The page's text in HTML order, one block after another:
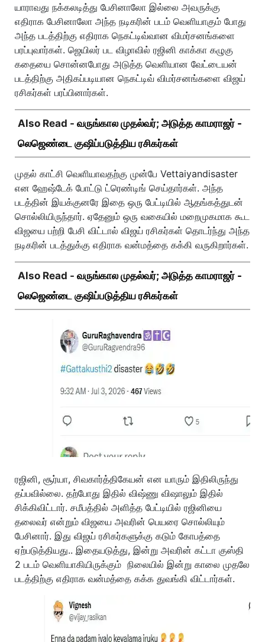
யாராவது நக்கலடித்து பேசினாலோ இல்லை அவருக்கு
எதிராக பேசினாலோ அந்த நடிகரின் படம் வெளியாகும் போது
அந்த படத்திற்கு எதிராக நெகட்டிவ்வான விமர்சனங்களை
பரப்புவார்கள். ஜெயிலர் பட விழாவில் ரஜினி காக்கா கழுகு
கதையை சொன்னபோது அடுத்த வெளியான வேட்டையன்
படத்திற்கு அதிகப்படியான நெகட்டிவ் விமர்சனங்களை விஜய்
ரசிகர்கள் பரப்பினார்கள்.
Also Read - வருங்கால முதல்வர்; அடுத்த காமராஜர் -
லெஜெண்டை குஷிப்படுத்திய ரசிகர்கள்
முதல் காட்சி வெளியாவதற்கு முன்பே Vettaiyandisaster
என ஹேஷ்டேக் போட்டு ட்ரெண்டிங் செய்தார்கள். அந்த
படத்தின் இயக்குனரே இதை ஒரு பேட்டியில் ஆதங்கத்துடன்
சொல்லியிருந்தார். ஏதேனும் ஒரு வகையில் மறைமுகமாக கூட
விஜயை பற்றி பேசி விட்டால் விஜய் ரசிகர்கள் தொடர்ந்து அந்த
நடிகரின் படத்துக்கு எதிராக வன்மத்தை கக்கி வருகிறார்கள்.
Also Read - வருங்கால முதல்வர்; அடுத்த காமராஜர் -
லெஜெண்டை குஷிப்படுத்திய ரசிகர்கள்
ரஜினி, சூர்யா, சிவகார்த்திகேயன் என யாரும் இதிலிருந்து
தப்பவில்லை. தற்போது இதில் விஷ்ணு விஷாலும் இதில்
சிக்கிவிட்டார். சமீபத்தில் அளித்த பேட்டியில் ரஜினியை
தலைவர் என்றும் விஜயை அவரின் பெயரை சொல்லியும்
பேசினார். இது விஜய் ரசிகர்களுக்கு கடும் கோபத்தை
ஏற்படுத்தியது.. இதையடுத்து, இன்று அவரின் கட்டா குஸ்தி
2 படம் வெளியாகியிருக்கும் நிலையில் இன்று காலை முதலே
படத்திற்கு எதிராக வன்மத்தை கக்க துவங்கி விட்டார்கள்.